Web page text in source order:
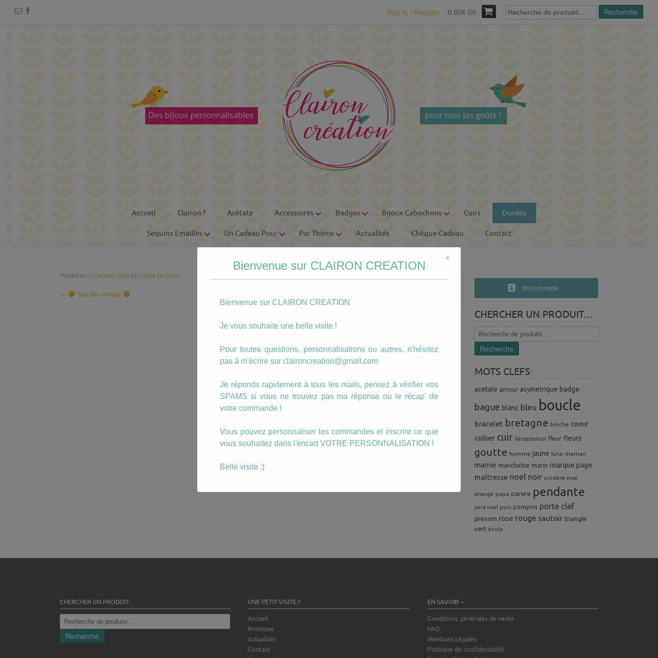
Sign In / Register 0.00€ (0)
Recherche
pour :
Recherche
Accueil Clairon ? Acétate Accessoires Badges Bijoux Cabochons Cuirs Dorées
Sequins Emaillés Un Cadeau Pour Par Thème Actualités Chèque-Cadeau Contact
Posted on 12 janvier 2024by Claire Le Roch
Post
← Top des ventes
Mon compte
CHERCHER UN PRODUIT…
Recherche
pour :
Recherche
MOTS CLEFS
acetate amour asymetrique badge
bague blanc bleu boucle
bracelet bretagne broche coeur
collier cuir décapsuleur fleur fleurs
goutte homme jaune lune maman
mamie manchette marin marque page
maîtresse noel noir octobre rose
orange papa parure pendante
pere noel pois pompon porte clef
prénom rose rouge sautoir triangle
vert école
CHERCHER UN PRODUIT…
Recherche
pour :
Recherche
UNE PETIT VISITE ?
Accueil
Boutique
Actualités
Contact
EN SAVOIR +
Conditions générales de vente
FAQ
Mentions Légales
Politique de confidentialité
Bienvenue sur CLAIRON CREATION
Bienvenue sur CLAIRON CREATION
Je vous souhaite une belle visite !
Pour toutes questions, personnalisations ou autres, n'hésitez
pas à m'écrire sur claironcreation@gmail.com
Je réponds rapidement à tous les mails, pensez à vérifier vos
SPAMS si vous ne trouvez pas ma réponse ou le récap' de
votre commande !
Vous pouvez personnaliser les commandes et inscrire ce que
vous souhaitez dans l'encart VOTRE PERSONNALISATION !
Belle visite :)
x